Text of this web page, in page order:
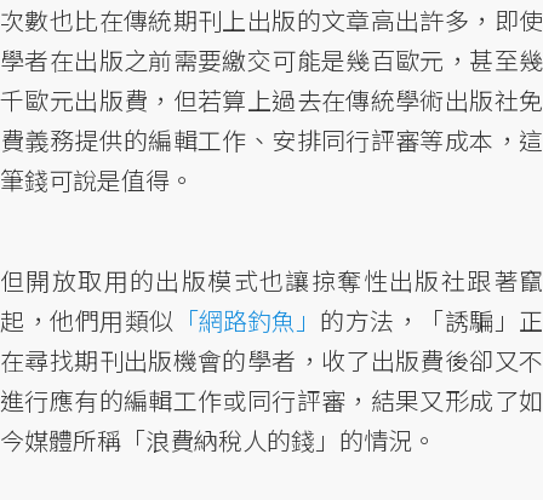
次數也比在傳統期刊上出版的文章高出許多，即使
學者在出版之前需要繳交可能是幾百歐元，甚至幾
千歐元出版費，但若算上過去在傳統學術出版社免
費義務提供的編輯工作、安排同行評審等成本，這
筆錢可說是值得。
但開放取用的出版模式也讓掠奪性出版社跟著竄
起，他們用類似 「網路釣魚」 的方法，「誘騙」正
在尋找期刊出版機會的學者，收了出版費後卻又不
進行應有的編輯工作或同行評審，結果又形成了如
今媒體所稱「浪費納稅人的錢」的情況。